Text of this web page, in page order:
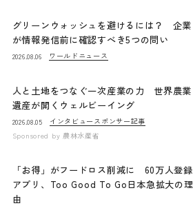
グリーンウォッシュを避けるには？ 企業
が情報発信前に確認すべき5つの問い
2026.08.06 ワールドニュース
人と土地をつなぐ一次産業の力 世界農業
遺産が開くウェルビーイング
2026.08.05 インタビュー スポンサー記事
Sponsored by 農林水産省
「お得」がフードロス削減に 60万人登録
アプリ、Too Good To Go日本急拡大の理
由